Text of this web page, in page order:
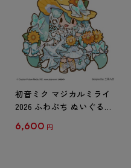
初音ミク マジカルミライ
2026 ふわぷち ぬいぐるみ
6,600 円